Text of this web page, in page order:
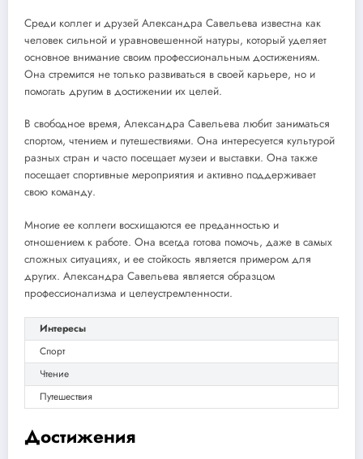
Среди коллег и друзей Александра Савельева известна как
человек сильной и уравновешенной натуры, который уделяет
основное внимание своим профессиональным достижениям.
Она стремится не только развиваться в своей карьере, но и
помогать другим в достижении их целей.
В свободное время, Александра Савельева любит заниматься
спортом, чтением и путешествиями. Она интересуется культурой
разных стран и часто посещает музеи и выставки. Она также
посещает спортивные мероприятия и активно поддерживает
свою команду.
Многие ее коллеги восхищаются ее преданностью и
отношением к работе. Она всегда готова помочь, даже в самых
сложных ситуациях, и ее стойкость является примером для
других. Александра Савельева является образцом
профессионализма и целеустремленности.
Интересы
Спорт
Чтение
Путешествия
Достижения